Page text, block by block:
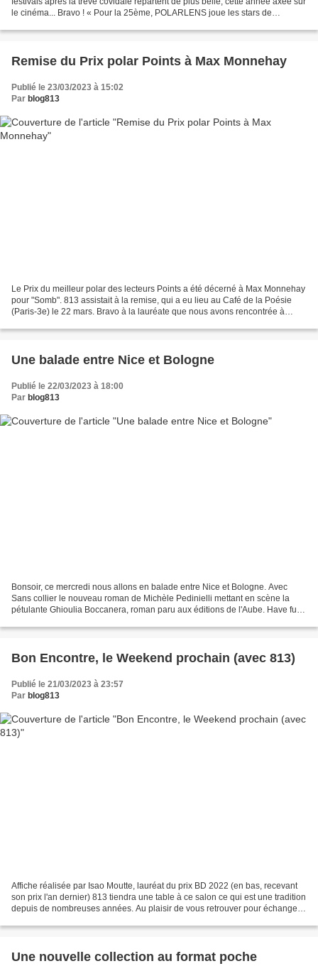
le cinéma... Bravo ! « Pour la 25ème, POLARLENS joue les stars de
Remise du Prix polar Points à Max Monnehay
Publié le 23/03/2023 à 15:02
Par blog813
Le Prix du meilleur polar des lecteurs Points a été décerné à Max Monnehay
pour "Somb". 813 assistait à la remise, qui a eu lieu au Café de la Poésie
(Paris-3e) le 22 mars. Bravo à la lauréate que nous avons rencontrée à
Une balade entre Nice et Bologne
Publié le 22/03/2023 à 18:00
Par blog813
Bonsoir, ce mercredi nous allons en balade entre Nice et Bologne. Avec
Sans collier le nouveau roman de Michèle Pedinielli mettant en scène la
pétulante Ghioulia Boccanera, roman paru aux éditions de l'Aube. Have fun
Bon Encontre, le Weekend prochain (avec 813)
Publié le 21/03/2023 à 23:57
Par blog813
Affiche réalisée par Isao Moutte, lauréat du prix BD 2022 (en bas, recevant
son prix l'an dernier) 813 tiendra une table à ce salon ce qui est une tradition
depuis de nombreuses années. Au plaisir de vous retrouver pour échanger...
Une nouvelle collection au format poche